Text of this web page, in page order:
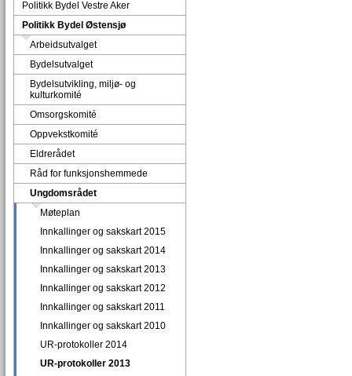
Politikk Bydel Vestre Aker
Politikk Bydel Østensjø
Arbeidsutvalget
Bydelsutvalget
Bydelsutvikling, miljø- og
kulturkomité
Omsorgskomité
Oppvekstkomité
Eldrerådet
Råd for funksjonshemmede
Ungdomsrådet
Møteplan
Innkallinger og sakskart 2015
Innkallinger og sakskart 2014
Innkallinger og sakskart 2013
Innkallinger og sakskart 2012
Innkallinger og sakskart 2011
Innkallinger og sakskart 2010
UR-protokoller 2014
UR-protokoller 2013